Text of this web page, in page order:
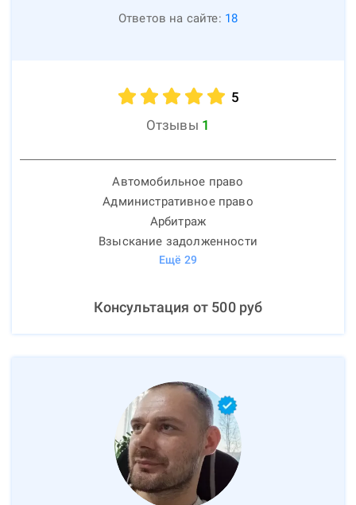
Ответов на сайте: 18
5
Отзывы 1
Автомобильное право
Административное право
Арбитраж
Взыскание задолженности
Ещё 29
Консультация от 500руб